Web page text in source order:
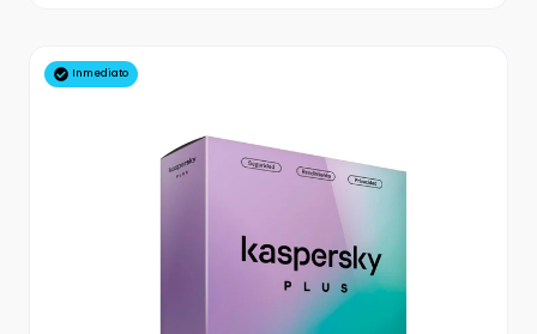
Inmediato